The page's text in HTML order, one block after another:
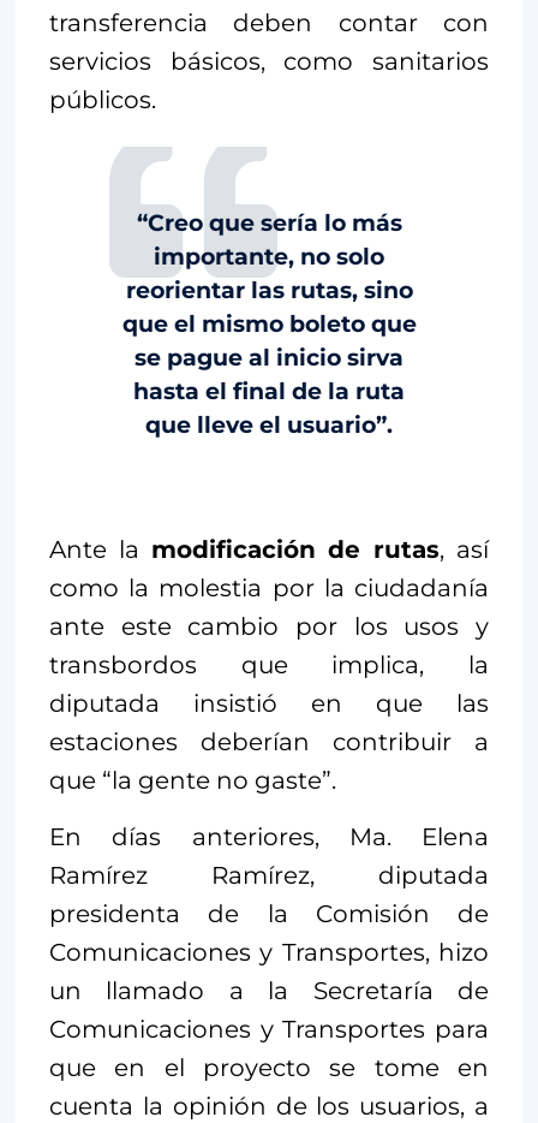
transferencia deben contar con
servicios básicos, como sanitarios
públicos.
“Creo que sería lo más
importante, no solo
reorientar las rutas, sino
que el mismo boleto que
se pague al inicio sirva
hasta el final de la ruta
que lleve el usuario”.
Ante la modificación de rutas, así
como la molestia por la ciudadanía
ante este cambio por los usos y
transbordos que implica, la
diputada insistió en que las
estaciones deberían contribuir a
que “la gente no gaste”.
En días anteriores, Ma. Elena
Ramírez Ramírez, diputada
presidenta de la Comisión de
Comunicaciones y Transportes, hizo
un llamado a la Secretaría de
Comunicaciones y Transportes para
que en el proyecto se tome en
cuenta la opinión de los usuarios, a